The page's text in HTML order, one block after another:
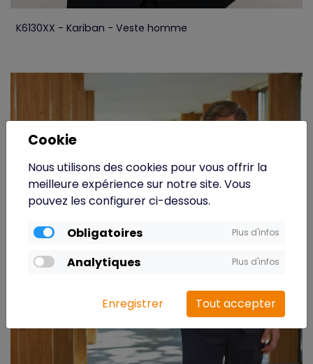
K6130XX - Kariban - Veste homme
Cookie
Nous utilisons des cookies pour vous offrir la
meilleure expérience sur notre site. Vous
pouvez les configurer ci-dessous.
Obligatoires Plus d'infos
Analytiques Plus d'infos
Enregistrer Tout accepter